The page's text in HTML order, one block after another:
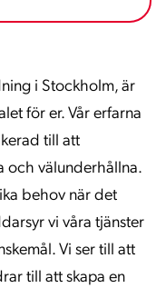
i Stockholm, är
för er. Vår erfarna
till att
och välunderhållna.
behov när det
vi våra tjänster
Vi ser till att
till att skapa en